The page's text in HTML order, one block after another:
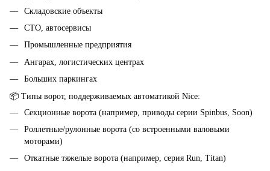
Складовские объекты
СТО, автосервисы
Промышленные предприятия
Ангарах, логистических центрах
Больших паркингах
📦 Типы ворот, поддерживаемых автоматикой Nice:
Секционные ворота (например, приводы серии Spinbus, Soon)
Роллетные/рулонные ворота (со встроенными валовыми
моторами)
Откатные тяжелые ворота (например, серия Run, Titan)